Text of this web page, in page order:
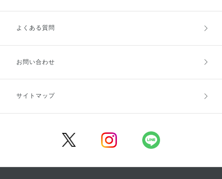
ご利用ガイドトップ
お支払方法
キャンセル・返品・交換
よくある質問
お問い合わせ
サイトマップ